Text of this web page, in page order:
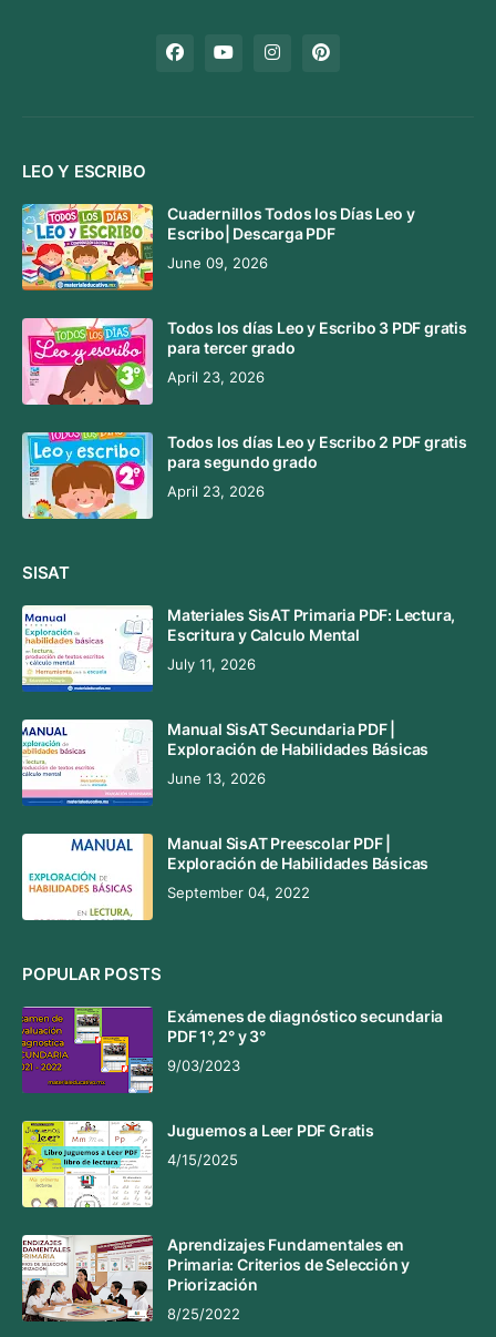
LEO Y ESCRIBO
Cuadernillos Todos los Días Leo y
Escribo| Descarga PDF
June 09, 2026
Todos los días Leo y Escribo 3 PDF gratis
para tercer grado
April 23, 2026
Todos los días Leo y Escribo 2 PDF gratis
para segundo grado
April 23, 2026
SISAT
Materiales SisAT Primaria PDF: Lectura,
Escritura y Calculo Mental
July 11, 2026
Manual SisAT Secundaria PDF |
Exploración de Habilidades Básicas
June 13, 2026
Manual SisAT Preescolar PDF |
Exploración de Habilidades Básicas
September 04, 2022
POPULAR POSTS
Exámenes de diagnóstico secundaria
PDF 1°, 2° y 3°
9/03/2023
Juguemos a Leer PDF Gratis
4/15/2025
Aprendizajes Fundamentales en
Primaria: Criterios de Selección y
Priorización
8/25/2022